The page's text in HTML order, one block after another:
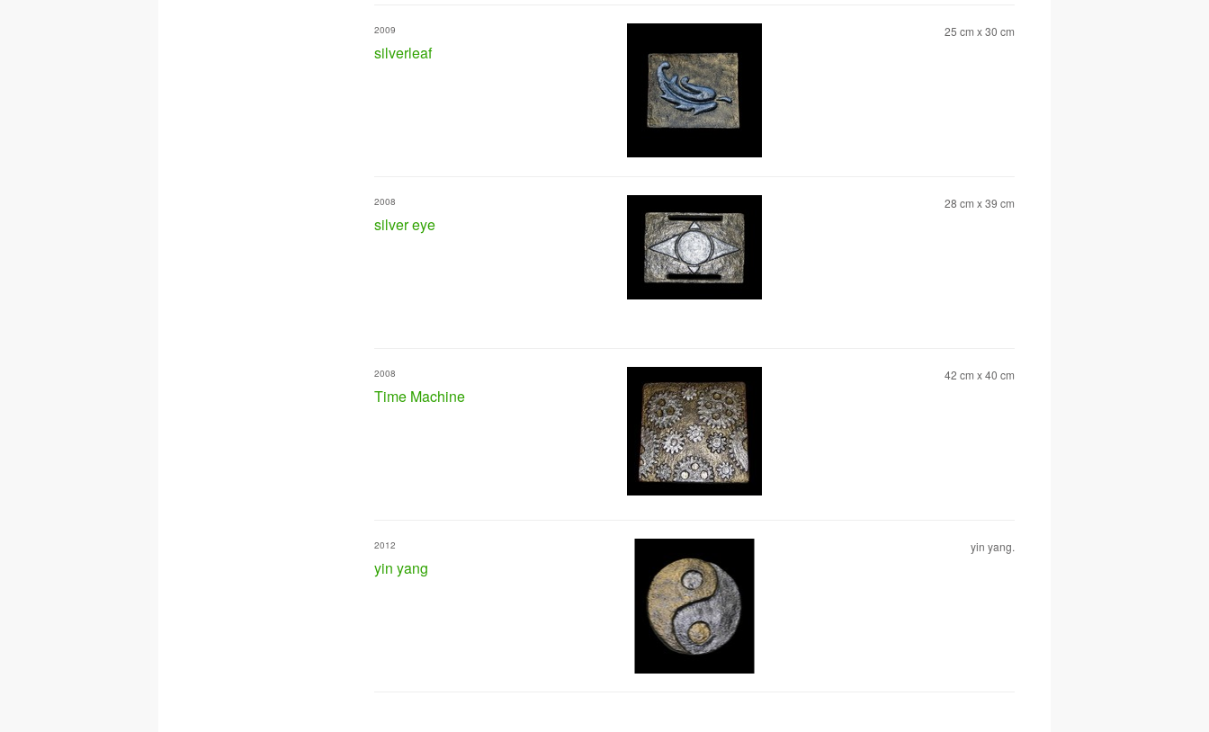
silverleaf
2009 25 cm x 30 cm
silver eye
2008 28 cm x 39 cm
Time Machine
2008 42 cm x 40 cm
yin yang
2012 yin yang.